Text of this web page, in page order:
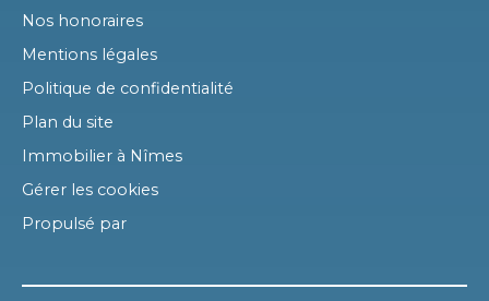
Nos honoraires
Mentions légales
Politique de confidentialité
Plan du site
Immobilier à Nîmes
Gérer les cookies
Propulsé par